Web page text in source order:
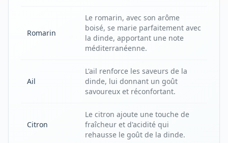
Romarin
Le romarin, avec son arôme
boisé, se marie parfaitement avec
la dinde, apportant une note
méditerranéenne.
Ail
L'ail renforce les saveurs de la
dinde, lui donnant un goût
savoureux et réconfortant.
Citron
Le citron ajoute une touche de
fraîcheur et d'acidité qui
rehausse le goût de la dinde.